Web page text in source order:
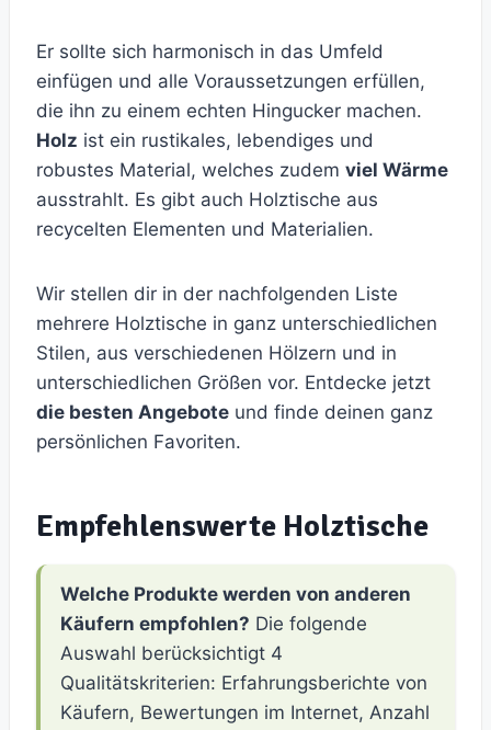
Er sollte sich harmonisch in das Umfeld
einfügen und alle Voraussetzungen erfüllen,
die ihn zu einem echten Hingucker machen.
Holz ist ein rustikales, lebendiges und
robustes Material, welches zudem viel Wärme
ausstrahlt. Es gibt auch Holztische aus
recycelten Elementen und Materialien.
Wir stellen dir in der nachfolgenden Liste
mehrere Holztische in ganz unterschiedlichen
Stilen, aus verschiedenen Hölzern und in
unterschiedlichen Größen vor. Entdecke jetzt
die besten Angebote und finde deinen ganz
persönlichen Favoriten.
Empfehlenswerte Holztische
Welche Produkte werden von anderen
Käufern empfohlen? Die folgende
Auswahl berücksichtigt 4
Qualitätskriterien: Erfahrungsberichte von
Käufern, Bewertungen im Internet, Anzahl